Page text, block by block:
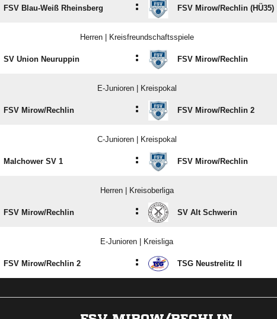
FSV Blau-Weiß Rheinsberg : FSV Mirow/​Rechlin (HÜ35)
Herren | Kreisfreundschaftsspiele
SV Union Neuruppin : FSV Mirow/​Rechlin
E-Junioren | Kreispokal
FSV Mirow/​Rechlin : FSV Mirow/​Rechlin 2
C-Junioren | Kreispokal
Malchower SV 1 : FSV Mirow/​Rechlin
Herren | Kreisoberliga
FSV Mirow/​Rechlin : SV Alt Schwerin
E-Junioren | Kreisliga
FSV Mirow/​Rechlin 2 : TSG Neustrelitz II